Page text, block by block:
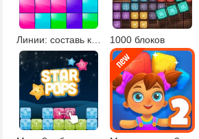
Линии: составь кубики в ряд 1000 блоков